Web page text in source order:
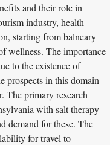
and their role in
industry, health
starting from balneary
wellness. The importance
to the existence of
prospects in this domain
The primary research
with salt therapy
demand for these. The
for travel to